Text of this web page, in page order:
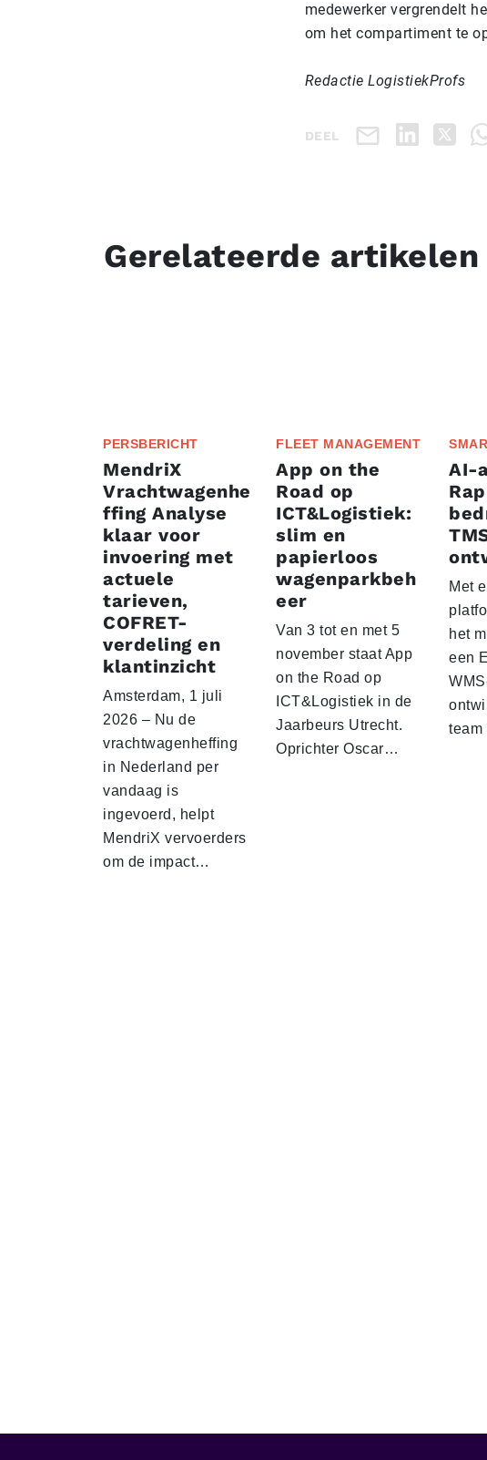
medewerker vergrendelt
om het compartiment te
Redactie LogistiekProfs
DEEL
Gerelateerde artikelen
PERSBERICHT
MendriX
Vrachtwagenhe
ffing Analyse
klaar voor
invoering met
actuele
tarieven,
COFRET-
verdeling en
klantinzicht
Amsterdam, 1 juli
2026 – Nu de
vrachtwagenheffing
in Nederland per
vandaag is
ingevoerd, helpt
MendriX vervoerders
om de impact…
FLEET MANAGEMENT
App on the
Road op
ICT&Logistiek:
slim en
papierloos
wagenparkbeh
eer
Van 3 tot en met 5
november staat App
on the Road op
ICT&Logistiek in de
Jaarbeurs Utrecht.
Oprichter Oscar…
AI-
Met
het
een